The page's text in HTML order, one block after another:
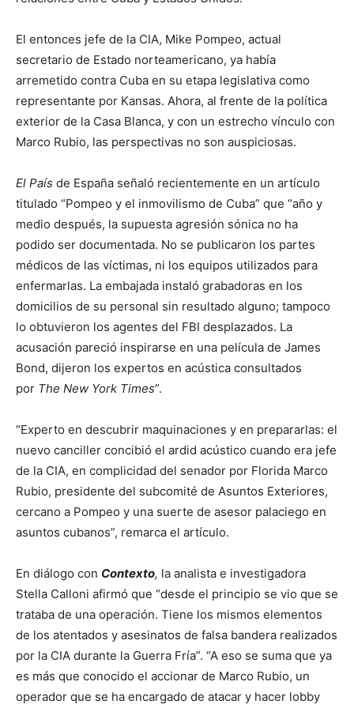
El entonces jefe de la CIA, Mike Pompeo, actual
secretario de Estado norteamericano, ya había
arremetido contra Cuba en su etapa legislativa como
representante por Kansas. Ahora, al frente de la política
exterior de la Casa Blanca, y con un estrecho vínculo con
Marco Rubio, las perspectivas no son auspiciosas.
El País de España señaló recientemente en un artículo
titulado “Pompeo y el inmovilismo de Cuba” que “año y
medio después, la supuesta agresión sónica no ha
podido ser documentada. No se publicaron los partes
médicos de las víctimas, ni los equipos utilizados para
enfermarlas. La embajada instaló grabadoras en los
domicilios de su personal sin resultado alguno; tampoco
lo obtuvieron los agentes del FBI desplazados. La
acusación pareció inspirarse en una película de James
Bond, dijeron los expertos en acústica consultados
por The New York Times”.
“Experto en descubrir maquinaciones y en prepararlas: el
nuevo canciller concibió el ardid acústico cuando era jefe
de la CIA, en complicidad del senador por Florida Marco
Rubio, presidente del subcomité de Asuntos Exteriores,
cercano a Pompeo y una suerte de asesor palaciego en
asuntos cubanos”, remarca el artículo.
En diálogo con Contexto, la analista e investigadora
Stella Calloni afirmó que “desde el principio se vio que se
trataba de una operación. Tiene los mismos elementos
de los atentados y asesinatos de falsa bandera realizados
por la CIA durante la Guerra Fría”. “A eso se suma que ya
es más que conocido el accionar de Marco Rubio, un
operador que se ha encargado de atacar y hacer lobby